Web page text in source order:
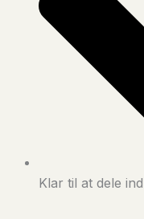
Klar til at dele